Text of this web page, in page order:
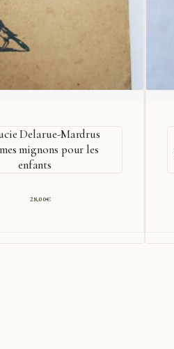
Delarue-Mardrus
mignons pour les
enfants
28,00€